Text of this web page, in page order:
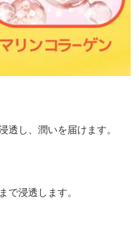
透し、潤いを届けます。
で浸透します。